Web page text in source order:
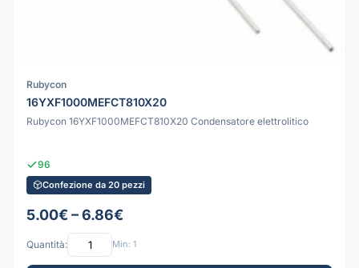
Rubycon
16YXF1000MEFCT810X20
Rubycon 16YXF1000MEFCT810X20 Condensatore elettrolitico
96
Confezione da 20 pezzi
5.00€ – 6.86€
Quantità: Min: 1